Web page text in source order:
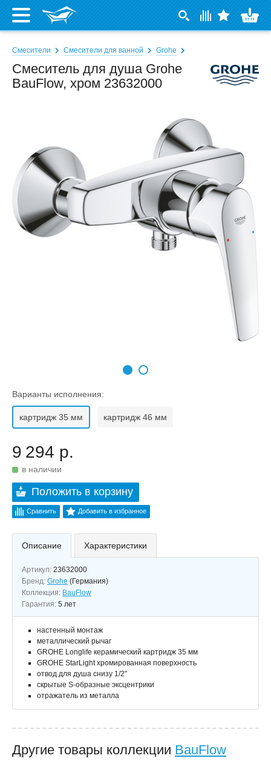
Смесители Смесители для ванной Grohe
Смеситель для душа Grohe
BauFlow, хром 23632000
Варианты исполнения:
картридж 35 мм картридж 46 мм
9 294 р.
в наличии
Положить в корзину
Сравнить Добавить в избранное
Описание Характеристики
Артикул: 23632000
Бренд: Grohe (Германия)
Коллекция: BauFlow
Гарантия: 5 лет
настенный монтаж
металлический рычаг
GROHE Longlife керамический картридж 35 мм
GROHE StarLight хромированная поверхность
отвод для душа снизу 1/2"
скрытые S-образные эксцентрики
отражатель из металла
Другие товары коллекции BauFlow